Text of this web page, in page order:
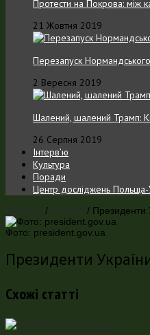
Протести на Покрова: між
21 Жовтня 2019
Перезапуск
2 Вересня 2019
Шалений, шалений Трамп:
26 Серпня 2019
Інтерв’ю
Культура
Поради
Центр досліджень Польща-
/ / Президенти
Фото: president.gov.ua
Президенти
Схожі статті